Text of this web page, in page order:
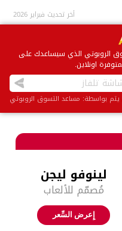
أخر تحديث فبراير 2026
الروبوتي الذي سيساعدك على
اونلاين.
يتم بواسطة: مساعد التسوق الروبوتي
لينوفو ليجن
مُصمّم للألعاب
إِعرض السِّعر‎